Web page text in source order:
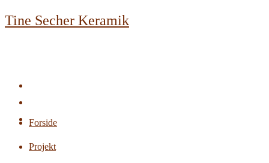
to
Tine Secher Keramik
Forside
Projekt